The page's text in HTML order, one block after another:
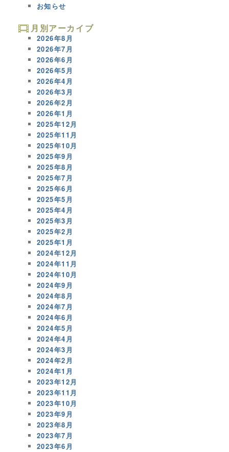
お知らせ
月別アーカイブ
2026年8月
2026年7月
2026年6月
2026年5月
2026年4月
2026年3月
2026年2月
2026年1月
2025年12月
2025年11月
2025年10月
2025年9月
2025年8月
2025年7月
2025年6月
2025年5月
2025年4月
2025年3月
2025年2月
2025年1月
2024年12月
2024年11月
2024年10月
2024年9月
2024年8月
2024年7月
2024年6月
2024年5月
2024年4月
2024年3月
2024年2月
2024年1月
2023年12月
2023年11月
2023年10月
2023年9月
2023年8月
2023年7月
2023年6月